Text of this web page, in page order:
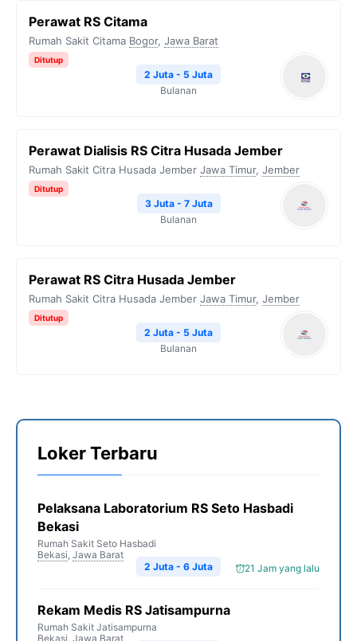
Perawat RS Citama
Rumah Sakit Citama Bogor, Jawa Barat
Ditutup
2 Juta - 5 Juta
Bulanan
Perawat Dialisis RS Citra Husada Jember
Rumah Sakit Citra Husada Jember Jawa Timur, Jember
Ditutup
3 Juta - 7 Juta
Bulanan
Perawat RS Citra Husada Jember
Rumah Sakit Citra Husada Jember Jawa Timur, Jember
Ditutup
2 Juta - 5 Juta
Bulanan
Loker Terbaru
Pelaksana Laboratorium RS Seto Hasbadi
Bekasi
Rumah Sakit Seto Hasbadi
Bekasi, Jawa Barat
21 Jam yang lalu
2 Juta - 6 Juta
Rekam Medis RS Jatisampurna
Rumah Sakit Jatisampurna
Bekasi Jawa Barat